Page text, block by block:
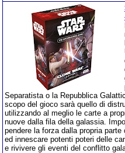
Separatista o la Repubblica
scopo del gioco sarà quello di
utilizzando al meglio le carte a
nuove dalla fila della galassia.
pendere la forza dalla propria
ed innescare potenti poteri delle
e rivivere gli eventi del conflitto